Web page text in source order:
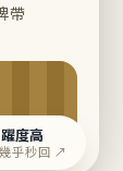
帶
度高
乎秒回 ↗